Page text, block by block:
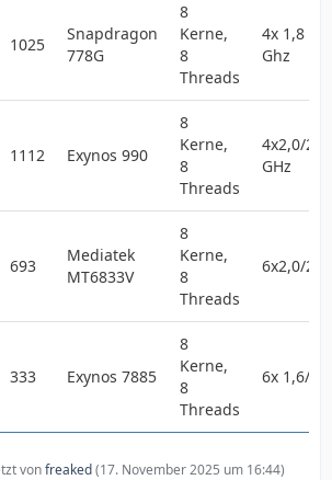
1025
Snapdragon
778G
8
Kerne,
8
Threads
4x 1,8
Ghz
1112 Exynos 990
8
Kerne,
8
Threads
4x2,0/2x
GHz
693
Mediatek
MT6833V
8
Kerne,
8
Threads
6x2,0/2x
333 Exynos 7885
8
Kerne,
8
Threads
6x 1,6/
vonfreaked(17. November 2025 um 16:44)